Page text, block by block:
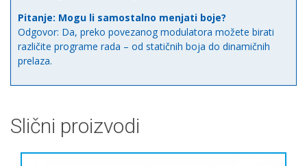
Pitanje: Mogu li samostalno menjati boje?
Odgovor: Da, preko povezanog modulatora možete birati
različite programe rada – od statičnih boja do dinamičnih
prelaza.
Slični proizvodi